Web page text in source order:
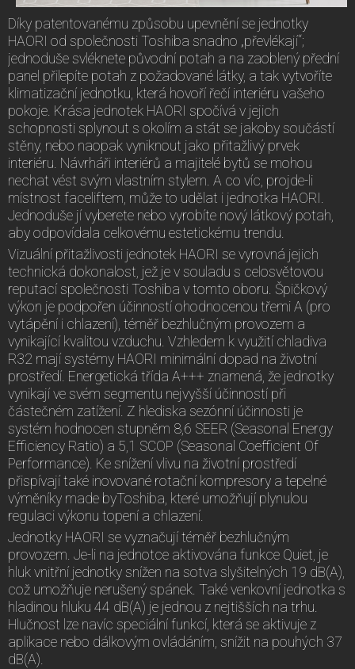
Díky patentovanému způsobu upevnění se jednotky
HAORI od společnosti Toshiba snadno „převlékají“;
jednoduše svléknete původní potah a na zaoblený přední
panel přilepíte potah z požadované látky, a tak vytvoříte
klimatizační jednotku, která hovoří řečí interiéru vašeho
pokoje. Krása jednotek HAORI spočívá v jejich
schopnosti splynout s okolím a stát se jakoby součástí
stěny, nebo naopak vyniknout jako přitažlivý prvek
interiéru. Návrháři interiérů a majitelé bytů se mohou
nechat vést svým vlastním stylem. A co víc, projde-li
místnost faceliftem, může to udělat i jednotka HAORI.
Jednoduše jí vyberete nebo vyrobíte nový látkový potah,
aby odpovídala celkovému estetickému trendu.
Vizuální přitažlivosti jednotek HAORI se vyrovná jejich
technická dokonalost, jež je v souladu s celosvětovou
reputací společnosti Toshiba v tomto oboru. Špičkový
výkon je podpořen účinností ohodnocenou třemi A (pro
vytápění i chlazení), téměř bezhlučným provozem a
vynikající kvalitou vzduchu. Vzhledem k využití chladiva
R32 mají systémy HAORI minimální dopad na životní
prostředí. Energetická třída A+++ znamená, že jednotky
vynikají ve svém segmentu nejvyšší účinností při
částečném zatížení. Z hlediska sezónní účinnosti je
systém hodnocen stupněm 8,6 SEER (Seasonal Energy
Efficiency Ratio) a 5,1 SCOP (Seasonal Coefficient Of
Performance). Ke snížení vlivu na životní prostředí
přispívají také inovované rotační kompresory a tepelné
výměníky made byToshiba, které umožňují plynulou
regulaci výkonu topení a chlazení.
Jednotky HAORI se vyznačují téměř bezhlučným
provozem. Je-li na jednotce aktivována funkce Quiet, je
hluk vnitřní jednotky snížen na sotva slyšitelných 19 dB(A),
což umožňuje nerušený spánek. Také venkovní jednotka s
hladinou hluku 44 dB(A) je jednou z nejtišších na trhu.
Hlučnost lze navíc speciální funkcí, která se aktivuje z
aplikace nebo dálkovým ovládáním, snížit na pouhých 37
dB(A).